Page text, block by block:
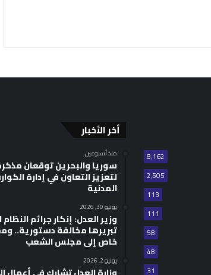
8٬162
2٬505
113
111
58
48
31
أخر الأخبار
منذ أسبوعين
سوريا والبحرين توقعان
لتعزيز التعاون في إدارة
المدنية
يونيو 30, 2026
وزير العدل: إنكار جرائم النظام
تبريرها مخالفة دستورية..
خاص إلى مجلس الشعب
يونيو 2, 2026